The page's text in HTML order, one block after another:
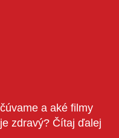
a aké filmy
zdravý? Čítaj ďalej